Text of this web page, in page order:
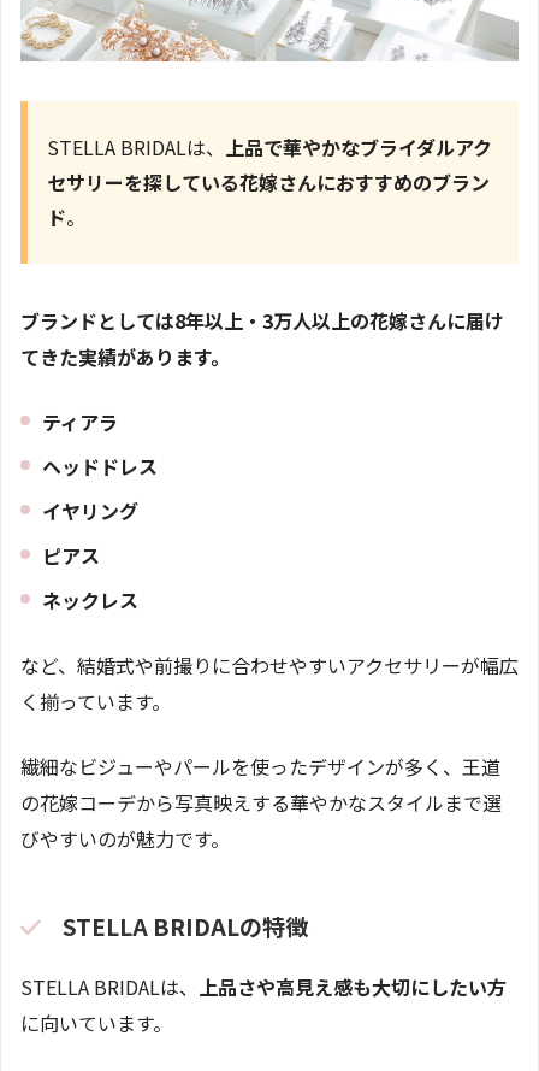
STELLA BRIDALは、
上品で華やかなブライダルアク
セサリーを探している花嫁さんにおすすめのブラン
ド。
ブランドとしては8年以上・3万人以上の花嫁さんに届け
てきた実績があります。
ティアラ
ヘッドドレス
イヤリング
ピアス
ネックレス
など、結婚式や前撮りに合わせやすいアクセサリーが幅広
く揃っています。
繊細なビジューやパールを使ったデザインが多く、王道
の花嫁コーデから写真映えする華やかなスタイルまで選
びやすいのが魅力です。
STELLA BRIDALの特徴
STELLA BRIDALは、 上品さや高見え感も大切にしたい方
に向いています。